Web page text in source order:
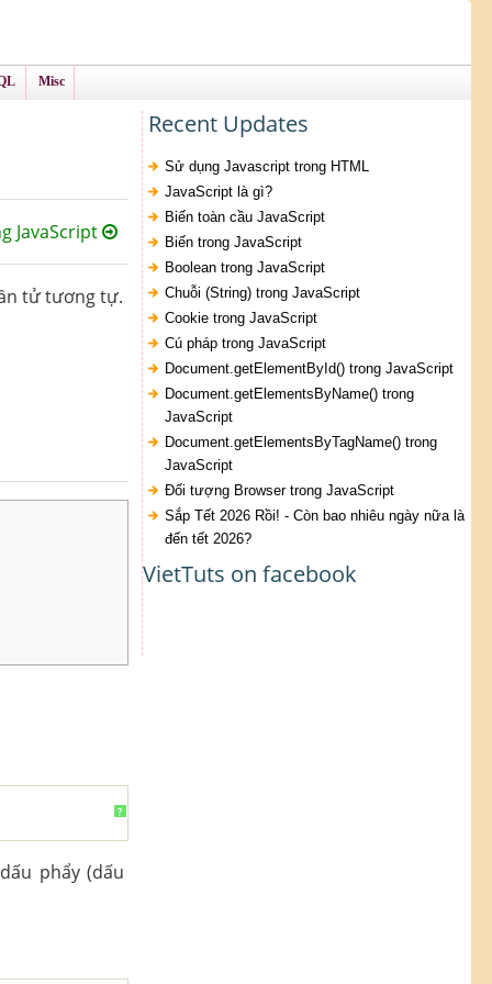
Misc
JavaScript
tử tương tự.
?
phẩy (dấu
Recent Updates
Sử dụng Javascript trong HTML
JavaScript là gì?
Biến toàn cầu JavaScript
Biến trong JavaScript
Boolean trong JavaScript
Chuỗi (String) trong JavaScript
Cookie trong JavaScript
Cú pháp trong JavaScript
Document.getElementById() trong JavaScript
Document.getElementsByName() trong
JavaScript
Document.getElementsByTagName() trong
JavaScript
Đối tượng Browser trong JavaScript
Sắp Tết 2026 Rồi! - Còn bao nhiêu ngày nữa là
đến tết 2026?
VietTuts on facebook